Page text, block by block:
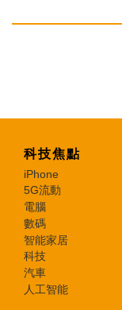
科技焦點
iPhone
5G流動
電腦
數碼
智能家居
科技
汽車
人工智能